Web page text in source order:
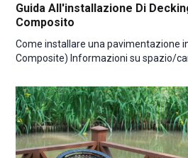
Guida All'installazione Di
Composito
Come installare una pavimentazione
Composite) Informazioni su spazio/